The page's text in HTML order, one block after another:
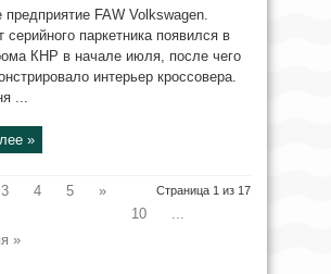
предприятие FAW Volkswagen.
серийного паркетника появился в
КНР в начале июля, после чего
интерьер кроссовера.
...
»
Страница 1 из 17
3 4 5
»
10
...
»